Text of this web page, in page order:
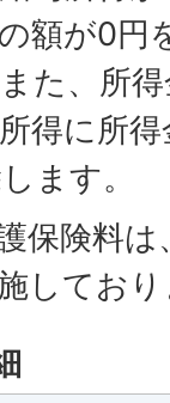
額が0円
た、所
得に所
ます。
保険料は
してお